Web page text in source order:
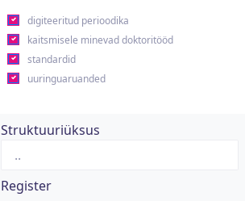
digiteeritud perioodika
kaitsmisele minevad doktoritööd
standardid
uuringuaruanded
Struktuuriüksus
Register